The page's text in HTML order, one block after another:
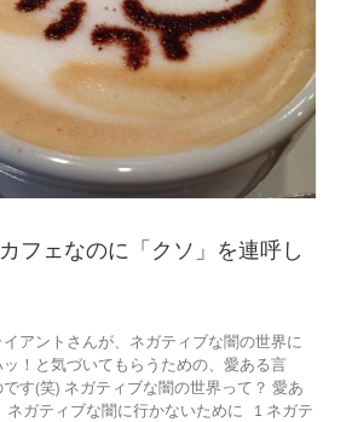
フェなのに「クソ」を連呼し
アントさんが、ネガティブな闇の世界に
！と気づいてもらうための、愛ある言
す(笑) ネガティブな闇の世界って？ 愛あ
ネガティブな闇に行かないために 1 ネガテ